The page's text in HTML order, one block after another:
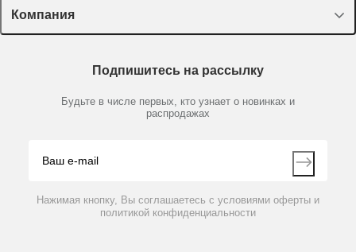
Пластик, стекло, принадлежности
Химические реактивы, препараты, наборы
Производители
Лекторий Диаэм
Доставка и оплата
Мобильное приложение
Компания
Партнеры
Контакты
Подпишитесь на рассылку
Будьте в числе первых, кто узнает о новинках и
распродажах
Нажимая кнопку, Вы соглашаетесь с условиями оферты и
политикой конфиденциальности